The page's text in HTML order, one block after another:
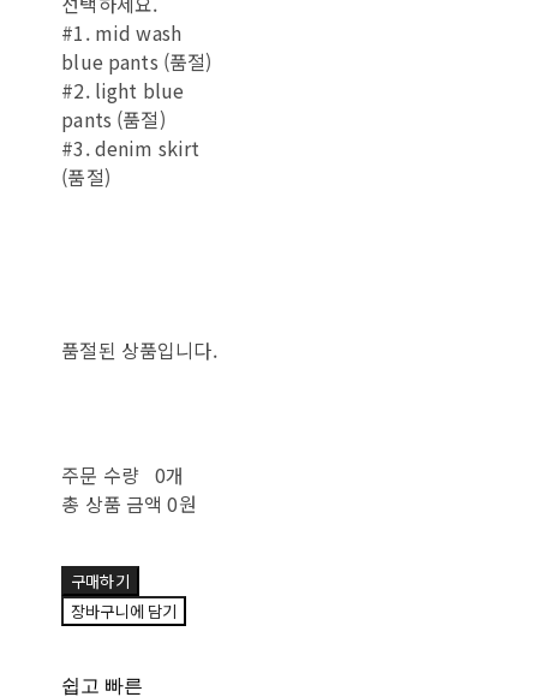
#1. mid wash
blue pants (품절)
#2. light blue
pants (품절)
#3. denim skirt
(품절)
품절된 상품입니다.
주문 수량 0개
총 상품 금액 0원
구매하기
장바구니에 담기
쉽고 빠른